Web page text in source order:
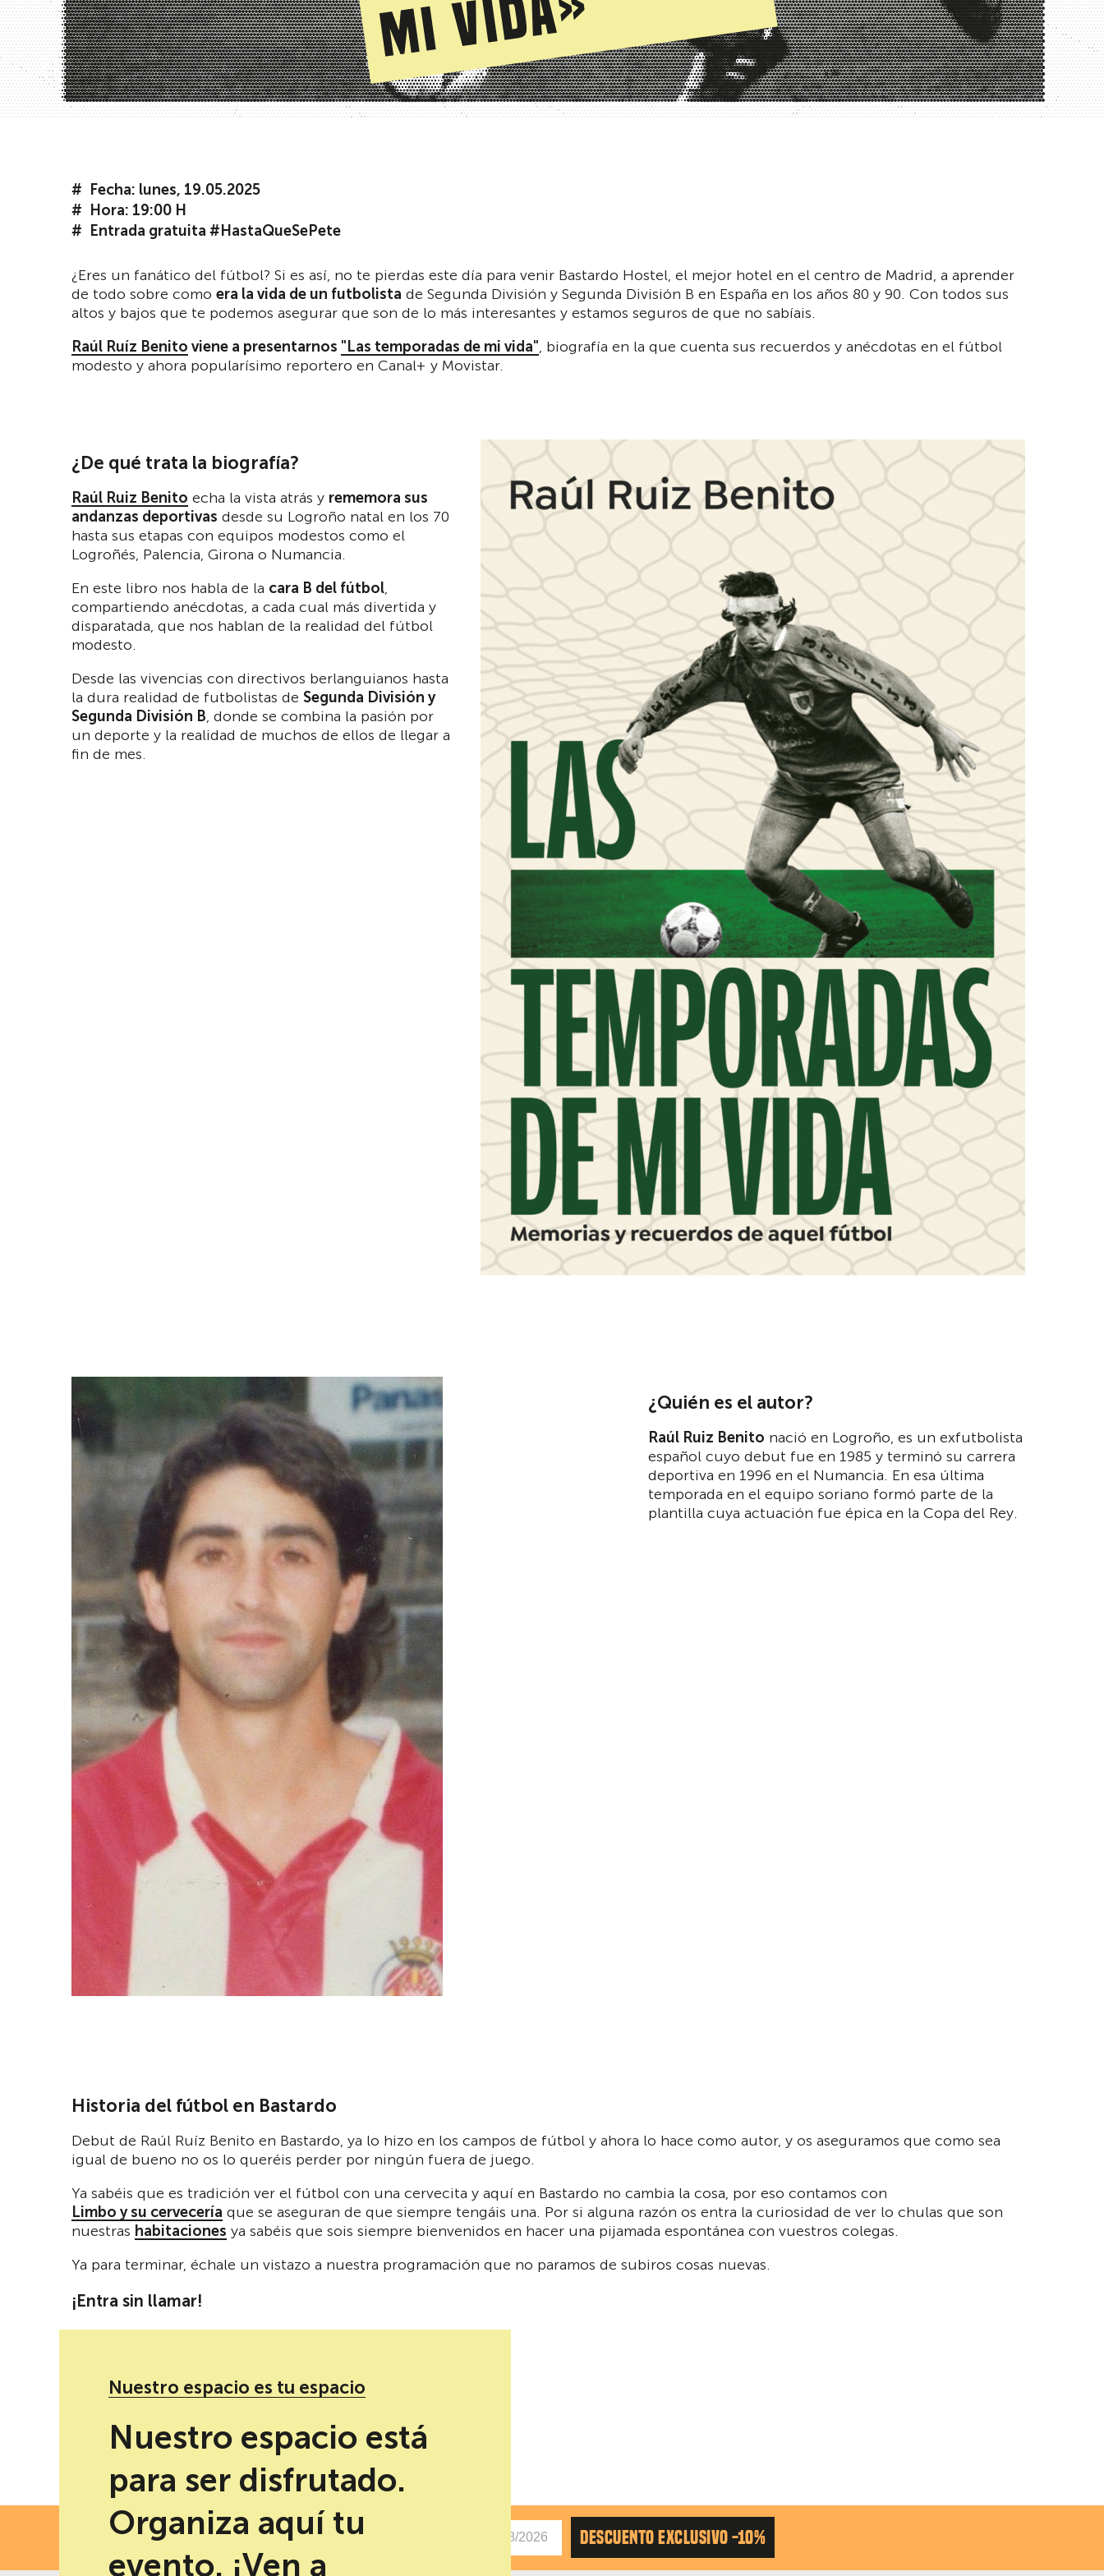
»
Fecha: lunes, 19.05.2025
Hora: 19:00 H
Entrada gratuita #HastaQueSePete
¿Eres un fanático del fútbol? Si es así, no te pierdas este día para venir Bastardo Hostel, el mejor hotel en el centro de Madrid, a aprender
de todo sobre como era la vida de un futbolista de Segunda División y Segunda División B en España en los años 80 y 90. Con todos sus
altos y bajos que te podemos asegurar que son de lo más interesantes y estamos seguros de que no sabíais.
Raúl Ruíz Benito viene a presentarnos "Las temporadas de mi vida", biografía en la que cuenta sus recuerdos y anécdotas en el fútbol
modesto y ahora popularísimo reportero en Canal+ y Movistar.
¿De qué trata la biografía?
Raúl Ruiz Benito echa la vista atrás y rememora sus
andanzas deportivas desde su Logroño natal en los 70
hasta sus etapas con equipos modestos como el
Logroñés, Palencia, Girona o Numancia.
En este libro nos habla de la cara B del fútbol,
compartiendo anécdotas, a cada cual más divertida y
disparatada, que nos hablan de la realidad del fútbol
modesto.
Desde las vivencias con directivos berlanguianos hasta
la dura realidad de futbolistas de Segunda División y
Segunda División B, donde se combina la pasión por
un deporte y la realidad de muchos de ellos de llegar a
fin de mes.
¿Quién es el autor?
Raúl Ruiz Benito nació en Logroño, es un exfutbolista
español cuyo debut fue en 1985 y terminó su carrera
deportiva en 1996 en el Numancia. En esa última
temporada en el equipo soriano formó parte de la
plantilla cuya actuación fue épica en la Copa del Rey.
Historia del fútbol en Bastardo
Debut de Raúl Ruíz Benito en Bastardo, ya lo hizo en los campos de fútbol y ahora lo hace como autor, y os aseguramos que como sea
igual de bueno no os lo queréis perder por ningún fuera de juego.
Ya sabéis que es tradición ver el fútbol con una cervecita y aquí en Bastardo no cambia la cosa, por eso contamos con
Limbo y su cervecería que se aseguran de que siempre tengáis una. Por si alguna razón os entra la curiosidad de ver lo chulas que son
nuestras habitaciones ya sabéis que sois siempre bienvenidos en hacer una pijamada espontánea con vuestros colegas.
Ya para terminar, échale un vistazo a nuestra programación que no paramos de subiros cosas nuevas.
¡Entra sin llamar!
FECHAS DESCUENTO EXCLUSIVO -10%
Nuestro espacio es tu espacio
Nuestro espacio está
para ser disfrutado.
Organiza aquí tu
evento. ¡Ven a